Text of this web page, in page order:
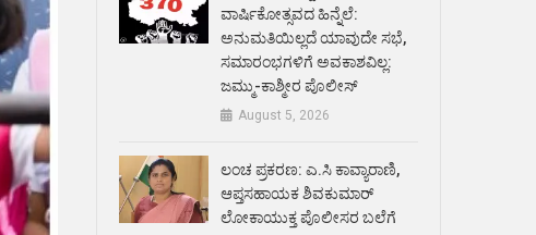
ವಾರ್ಷಿಕೋತ್ಸವದ ಹಿನ್ನೆಲೆ:
ಅನುಮತಿಯಿಲ್ಲದೆ ಯಾವುದೇ ಸಭೆ,
ಸಮಾರಂಭಗಳಿಗೆ ಅವಕಾಶವಿಲ್ಲ:
ಜಮ್ಮು-ಕಾಶ್ಮೀರ ಪೊಲೀಸ್
August 5, 2026
ಲಂಚ ಪ್ರಕರಣ: ಎ.ಸಿ ಕಾವ್ಯಾರಾಣಿ,
ಆಪ್ತಸಹಾಯಕ ಶಿವಕುಮಾರ್‌
ಲೋಕಾಯುಕ್ತ ಪೊಲೀಸರ ಬಲೆಗೆ